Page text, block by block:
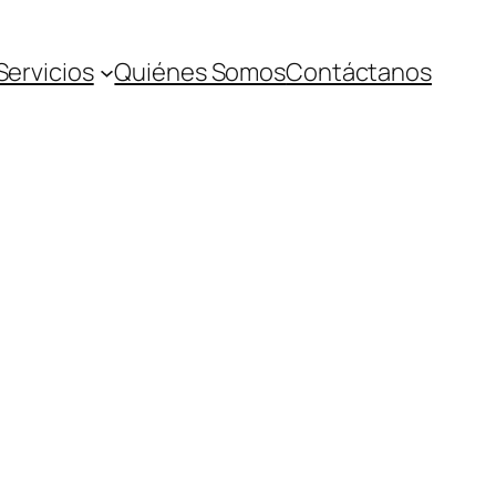
Quiénes SomosContáctanos